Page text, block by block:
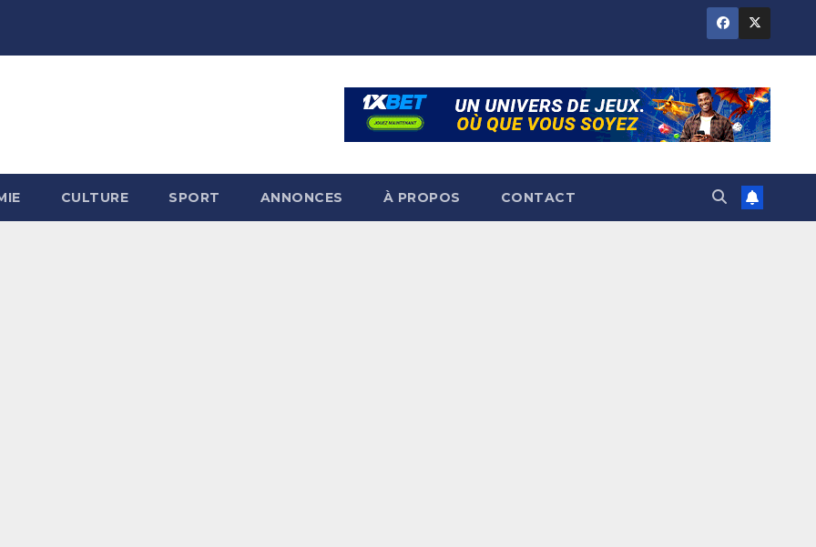
CULTURE SPORT ANNONCES À PROPOS CONTACT